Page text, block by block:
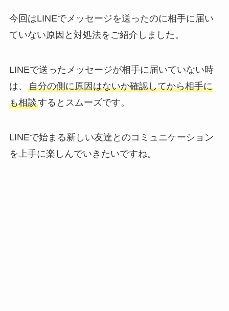
今回はLINEでメッセージを送ったのに相手に届い
ていない原因と対処法をご紹介しました。
LINEで送ったメッセージが相手に届いていない時
は、 自分の側に原因はないか確認してから相手に
も相談するとスムーズです。
LINEで始まる新しい友達とのコミュニケーション
を上手に楽しんでいきたいですね。